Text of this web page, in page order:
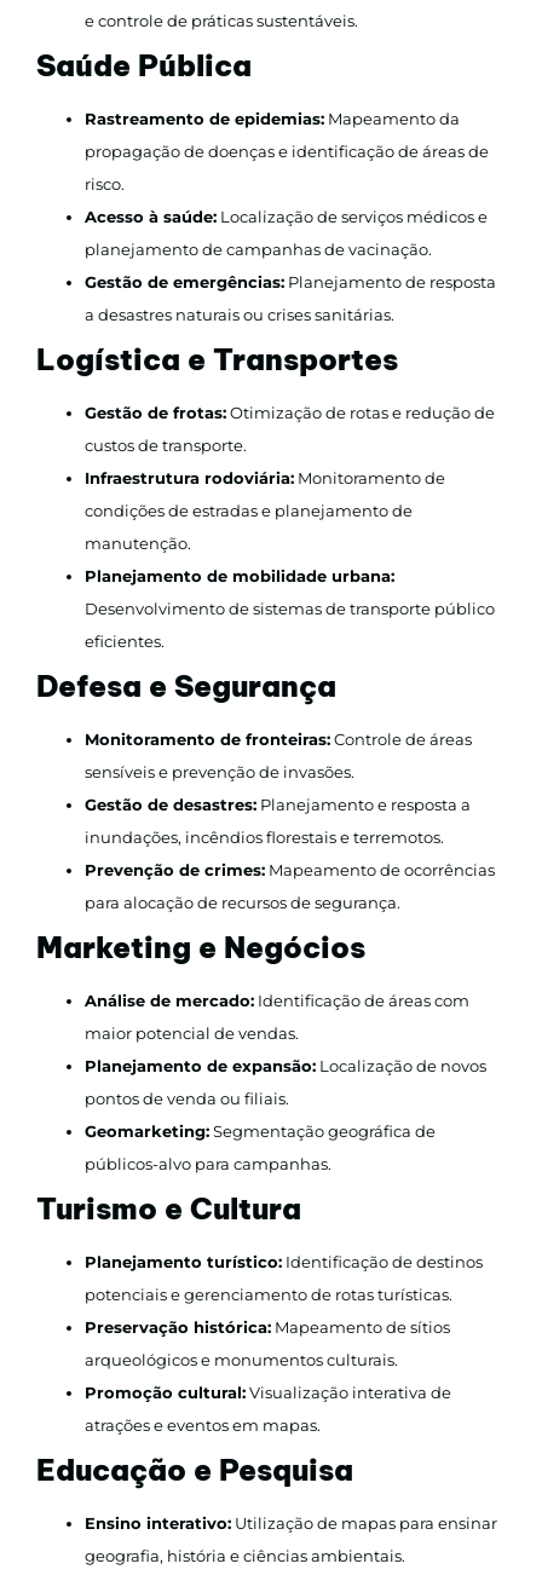
e controle de práticas sustentáveis.
Saúde Pública
Rastreamento de epidemias: Mapeamento da
propagação de doenças e identificação de áreas de
risco.
Acesso à saúde: Localização de serviços médicos e
planejamento de campanhas de vacinação.
Gestão de emergências: Planejamento de resposta
a desastres naturais ou crises sanitárias.
Logística e Transportes
Gestão de frotas:Otimização de rotas e redução de
custos de transporte.
Infraestrutura rodoviária: Monitoramento de
condições de estradas e planejamento de
manutenção.
Planejamento de mobilidade urbana:
Desenvolvimento de sistemas de transporte público
eficientes.
Defesa e Segurança
Monitoramento de fronteiras:Controle de áreas
sensíveis e prevenção de invasões.
Gestão de desastres: Planejamento e resposta a
inundações, incêndios florestais e terremotos.
Prevenção de crimes: Mapeamento de ocorrências
para alocação de recursos de segurança.
Marketing e Negócios
Análise de mercado: Identificação de áreas com
maior potencial de vendas.
Planejamento de expansão: Localização de novos
pontos de venda ou filiais.
Geomarketing:Segmentação geográfica de
públicos-alvo para campanhas.
Turismo e Cultura
Planejamento turístico: Identificação de destinos
potenciais e gerenciamento de rotas turísticas.
Preservação histórica: Mapeamento de sítios
arqueológicos e monumentos culturais.
Promoção cultural:Visualização interativa de
atrações e eventos em mapas.
Educação e Pesquisa
Ensino interativo: Utilização de mapas para ensinar
geografia, história e ciências ambientais.